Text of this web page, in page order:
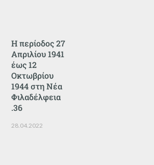
Η περίοδος 27
Απριλίου 1941
έως 12
Οκτωβρίου
1944 στη Νέα
Φιλαδέλφεια
.36
28.04.2022